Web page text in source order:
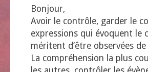
Bonjour,
Avoir le contrôle, garder le
expressions qui évoquent
méritent d’être observées
La compréhension la plus